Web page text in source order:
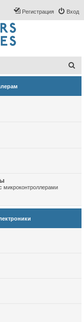
Вход
Регистрация
о
микроконтроллерами